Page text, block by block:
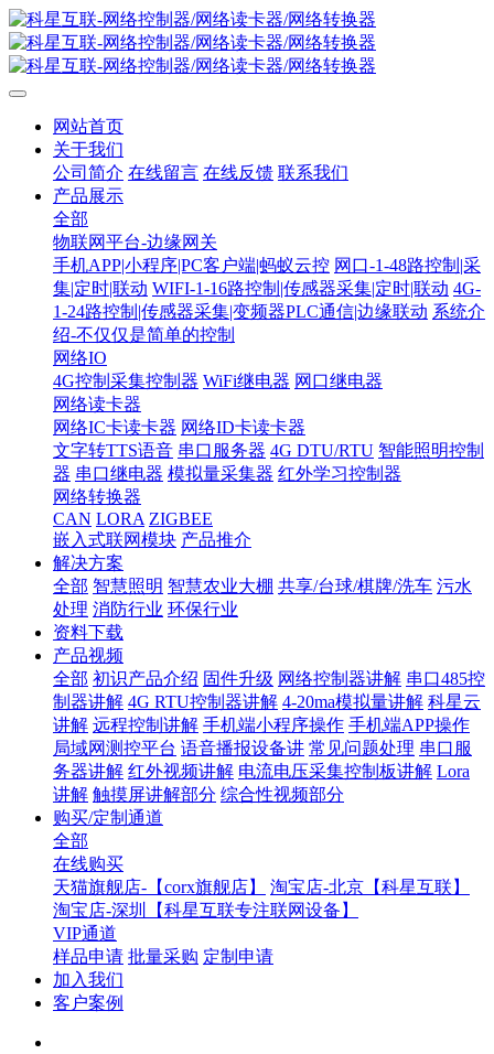
网站首页
关于我们
公司简介 在线留言 在线反馈 联系我们
产品展示
全部
物联网平台-边缘网关
手机APP|小程序|PC客户端|蚂蚁云控 网口-1-48路控制|采
集|定时|联动 WIFI-1-16路控制|传感器采集|定时|联动 4G-
1-24路控制|传感器采集|变频器PLC通信|边缘联动 系统介
绍-不仅仅是简单的控制
网络IO
4G控制采集控制器 WiFi继电器 网口继电器
网络读卡器
网络IC卡读卡器 网络ID卡读卡器
文字转TTS语音 串口服务器 4G DTU/RTU 智能照明控制
器 串口继电器 模拟量采集器 红外学习控制器
网络转换器
CAN LORA ZIGBEE
嵌入式联网模块 产品推介
解决方案
全部 智慧照明 智慧农业大棚 共享/台球/棋牌/洗车 污水
处理 消防行业 环保行业
资料下载
产品视频
全部 初识产品介绍 固件升级 网络控制器讲解 串口485控
制器讲解 4G RTU控制器讲解 4-20ma模拟量讲解 科星云
讲解 远程控制讲解 手机端小程序操作 手机端APP操作
局域网测控平台 语音播报设备讲 常见问题处理 串口服
务器讲解 红外视频讲解 电流电压采集控制板讲解 Lora
讲解 触摸屏讲解部分 综合性视频部分
购买/定制通道
全部
在线购买
天猫旗舰店-【corx旗舰店】
淘宝店-北京【科星互联】
淘宝店-深圳【科星互联专注联网设备】
VIP通道
样品申请 批量采购 定制申请
加入我们
客户案例